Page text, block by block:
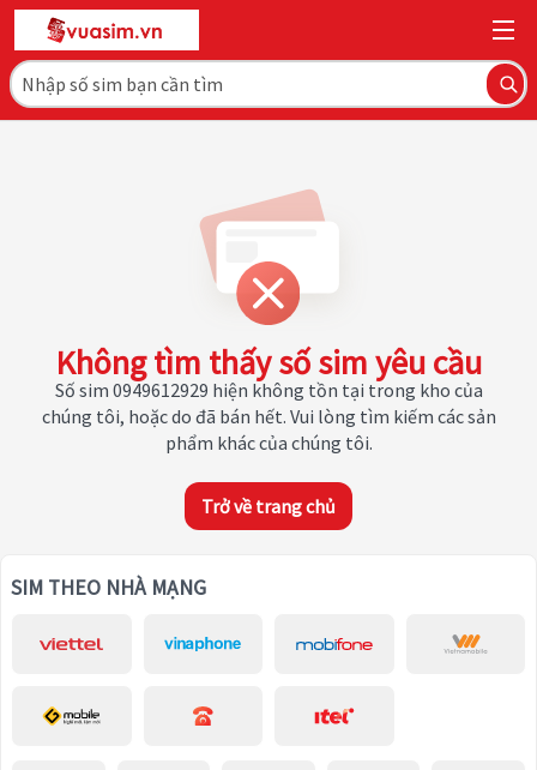
Không tìm thấy số sim yêu cầu
Số sim 0949612929 hiện không tồn tại trong kho của
chúng tôi, hoặc do đã bán hết. Vui lòng tìm kiếm các sản
phẩm khác của chúng tôi.
Trở về trang chủ
SIM THEO NHÀ MẠNG